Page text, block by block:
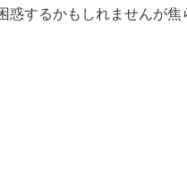
惑するかもしれませんが